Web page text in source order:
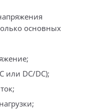
основных
или DC/DC);